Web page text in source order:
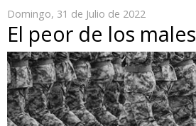
Domingo, 31 de Julio de 2022
El peor de los males